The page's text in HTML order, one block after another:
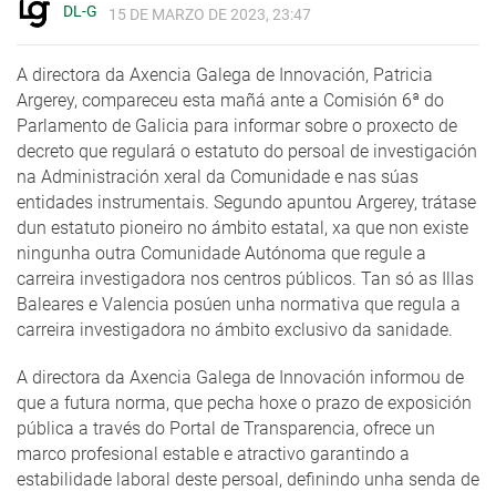
DL-G 15 DE MARZO DE 2023, 23:47
A directora da Axencia Galega de Innovación, Patricia
Argerey, compareceu esta mañá ante a Comisión 6ª do
Parlamento de Galicia para informar sobre o proxecto de
decreto que regulará o estatuto do persoal de investigación
na Administración xeral da Comunidade e nas súas
entidades instrumentais. Segundo apuntou Argerey, trátase
dun estatuto pioneiro no ámbito estatal, xa que non existe
ningunha outra Comunidade Autónoma que regule a
carreira investigadora nos centros públicos. Tan só as Illas
Baleares e Valencia posúen unha normativa que regula a
carreira investigadora no ámbito exclusivo da sanidade.
A directora da Axencia Galega de Innovación informou de
que a futura norma, que pecha hoxe o prazo de exposición
pública a través do Portal de Transparencia, ofrece un
marco profesional estable e atractivo garantindo a
estabilidade laboral deste persoal, definindo unha senda de